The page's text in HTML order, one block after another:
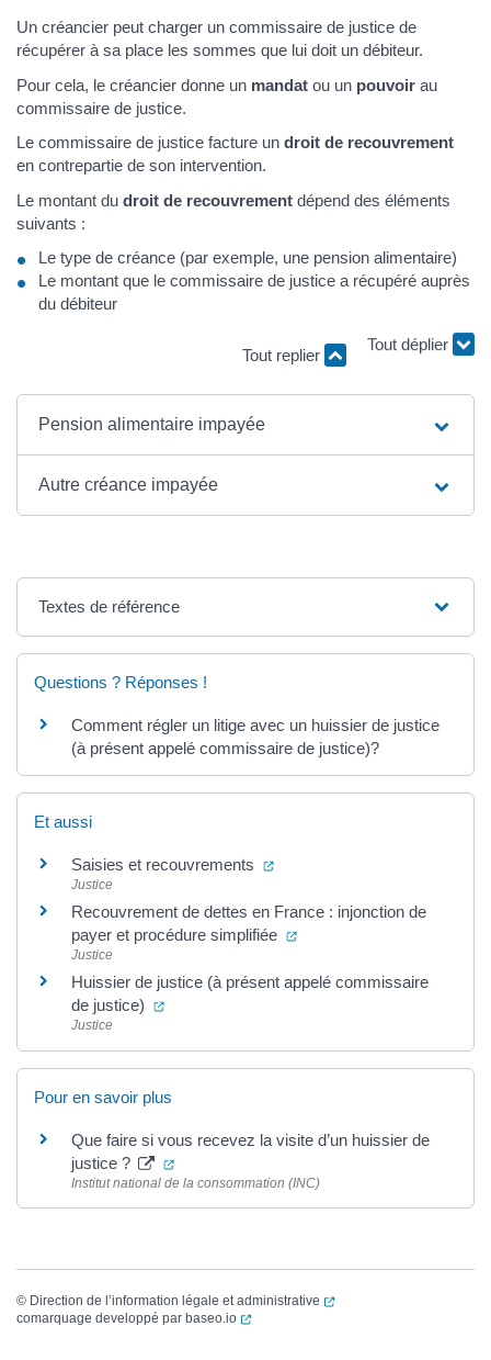
Un créancier peut charger un commissaire de justice de
récupérer à sa place les sommes que lui doit un débiteur.
Pour cela, le créancier donne un mandat ou un pouvoir au
commissaire de justice.
Le commissaire de justice facture un droit de recouvrement
en contrepartie de son intervention.
Le montant du droit de recouvrement dépend des éléments
suivants :
Le type de créance (par exemple, une pension alimentaire)
Le montant que le commissaire de justice a récupéré auprès
du débiteur
Tout replier
Pension alimentaire impayée
Autre créance impayée
Textes de référence
Questions ? Réponses !
Comment régler un litige avec un huissier de justice
(à présent appelé commissaire de justice)?
Et aussi
Saisies et recouvrements (ouverture dans un nouvel
Justice
Recouvrement de dettes en France : injonction de
payer et procédure simplifiée
(ouverture dans un nouvel
Justice
Huissier de justice (à présent appelé commissaire
de justice)
(ouverture dans un nouvel onglet)
Justice
Pour en savoir plus
Que faire si vous recevez la visite d’un huissier de
justice ?
(ouverture dans un nouvel onglet)
Institut national de la consommation (INC)
© Direction de l’information légale et administrative
(ouverture dans un
comarquage developpé par baseo.io (ouverture dans un nouvel onglet)